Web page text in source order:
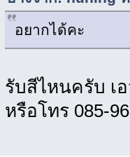
อยากได้คะ
รับสีไหนครับ เ
หรือโทร 085-